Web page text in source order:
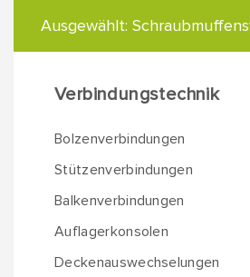
Ausgewählt:
Verbindungstechnik
Bolzenverbindungen
Stützenverbindungen
Balkenverbindungen
Auflagerkonsolen
Deckenauswechselungen